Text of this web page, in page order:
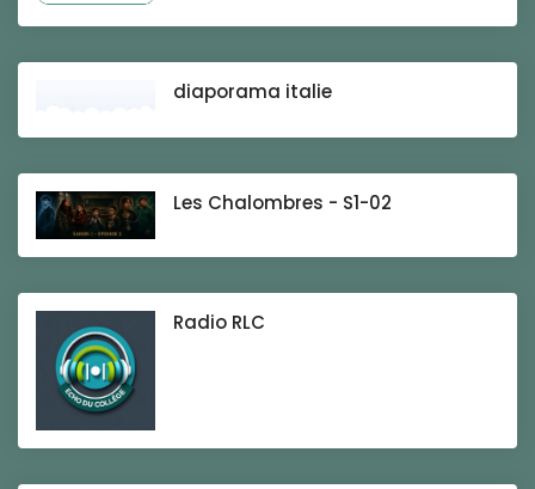
diaporama italie
Les Chalombres - S1-02
Radio RLC